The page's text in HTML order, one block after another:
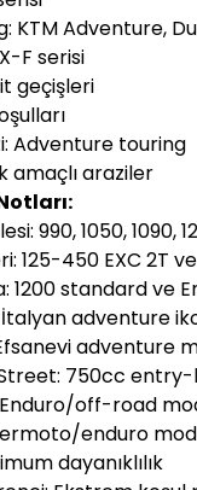
KTM Adventure,
F serisi
geçişleri
Adventure touring
amaçlı araziler
990, 1050, 1090,
125-450 EXC 2T
1200 standard ve
adventure
adventure
750cc
Enduro/off-road
enduro
dayanıklılık